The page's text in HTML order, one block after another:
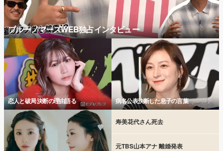
ブルーノマーズWEB独占インタビュー
恋人と破局 決断の理由語る 病名公表決断した息子の言葉
寿美花代さん死去
元TBS山本アナ 離婚発表